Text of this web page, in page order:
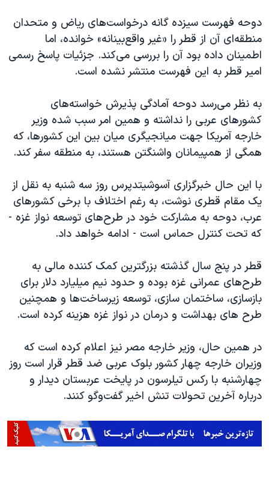
دوحه فهرست سیزده گانه درخواست‌های ریاض و متحدان
منطقه‌ای آن از قطر را «غیر واقع‌بینانه» خوانده، اما
اطمینان داده بود آن را بررسی می‌کند. جزئیات پاسخ رسمی
امیر قطر به این فهرست منتشر نشده است.
به نظر می‌رسد دوحه آمادگی پذیرش خواسته‌های
کشورهای عربی را نداشته و همین امر سبب شده وزیر
خارجه آمریکا جهت میانجیگری میان بین این کشورها، که
همگی از همپیمانان واشنگتن هستند، به منطقه سفر کند.
با این حال خبرگزاری آسوشیتدپرس روز سه شنبه به نقل از
یک مقام‌ قطری نوشت، به رغم اختلاف با برخی کشورهای
عرب، دوحه به مشارکت خود در طرح‌های توسعه نواز غزه -
که تحت کنترل حماس است - ادامه خواهد داد.
قطر در پنج سال گذشته بزرگترین کمک کننده مالی به
طرح‌های عمرانی غزه بوده و حدود نیم میلیارد دلار برای
بازسازی، ساختمان سازی، توسعه زیرساخت‌ها و همچنین
طرح های بهداشت و درمان در نواز غزه هزینه کرده است.
در همین حال، وزیر خارجه مصر نیز اعلام کرده است که
وزیران خارجه چهار کشور بلوک عربی ضد قطر قرار است روز
چهارشنبه با رکس تیلرسون در پایخت عربستان دیدار و
درباره آخرین تحولات تنش اخیر گفت‌وگو کنند.